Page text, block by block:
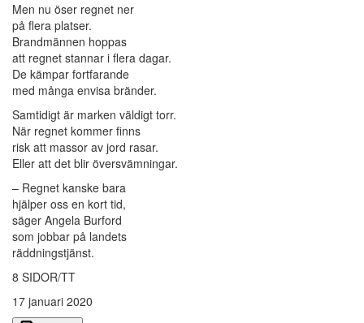
Men nu öser regnet ner
på flera platser.
Brandmännen hoppas
att regnet stannar i flera dagar.
De kämpar fortfarande
med många envisa bränder.
Samtidigt är marken väldigt torr.
När regnet kommer finns
risk att massor av jord rasar.
Eller att det blir översvämningar.
– Regnet kanske bara
hjälper oss en kort tid,
säger Angela Burford
som jobbar på landets
räddningstjänst.
8 SIDOR/TT
17 januari 2020